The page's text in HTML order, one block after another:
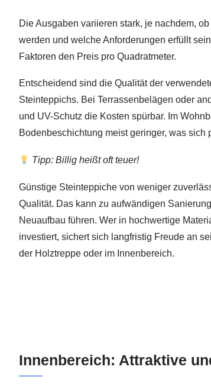
Die Ausgaben variieren stark, je nachdem,
werden und welche Anforderungen erfüllt
Faktoren den Preis pro Quadratmeter.
Entscheidend sind die Qualität der
Steinteppichs. Bei Terrassenbelägen oder
und UV-Schutz die Kosten spürbar. Im
Bodenbeschichtung meist geringer, was sich
Tipp: Billig heißt oft teuer!
Günstige Steinteppiche von weniger
Qualität. Das kann zu aufwändigen
Neuaufbau führen. Wer in hochwertige
investiert, sichert sich langfristig Freude an
der Holztreppe oder im Innenbereich.
Innenbereich: Attraktive